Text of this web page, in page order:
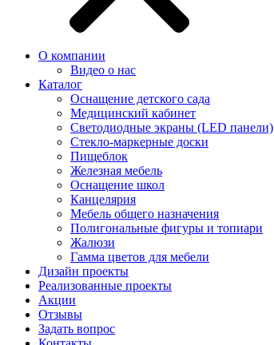
О компании
Видео о нас
Каталог
Оснащение детского сада
Медицинский кабинет
Светодиодные экраны (LED панели)
Стекло-маркерные доски
Пищеблок
Железная мебель
Оснащение школ
Канцелярия
Мебель общего назначения
Полигональные фигуры и топиари
Жалюзи
Гамма цветов для мебели
Дизайн проекты
Реализованные проекты
Акции
Отзывы
Задать вопрос